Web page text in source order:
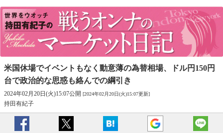
米国休場でイベントもなく動意薄の為替相場、
ドル円150円
台で政治的な思惑も絡んでの綱引き
2024年02月20日(火)15:07公開 [2024年02月20日(火)15:07更新]
持田有紀子